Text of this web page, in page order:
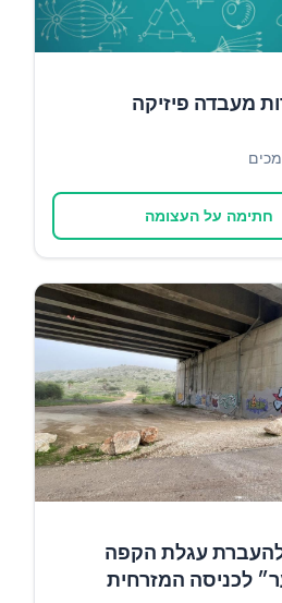
מעבדה פיזיקה
חתימה על העצומה
עגלת הקפה
לכניסה המזרחית